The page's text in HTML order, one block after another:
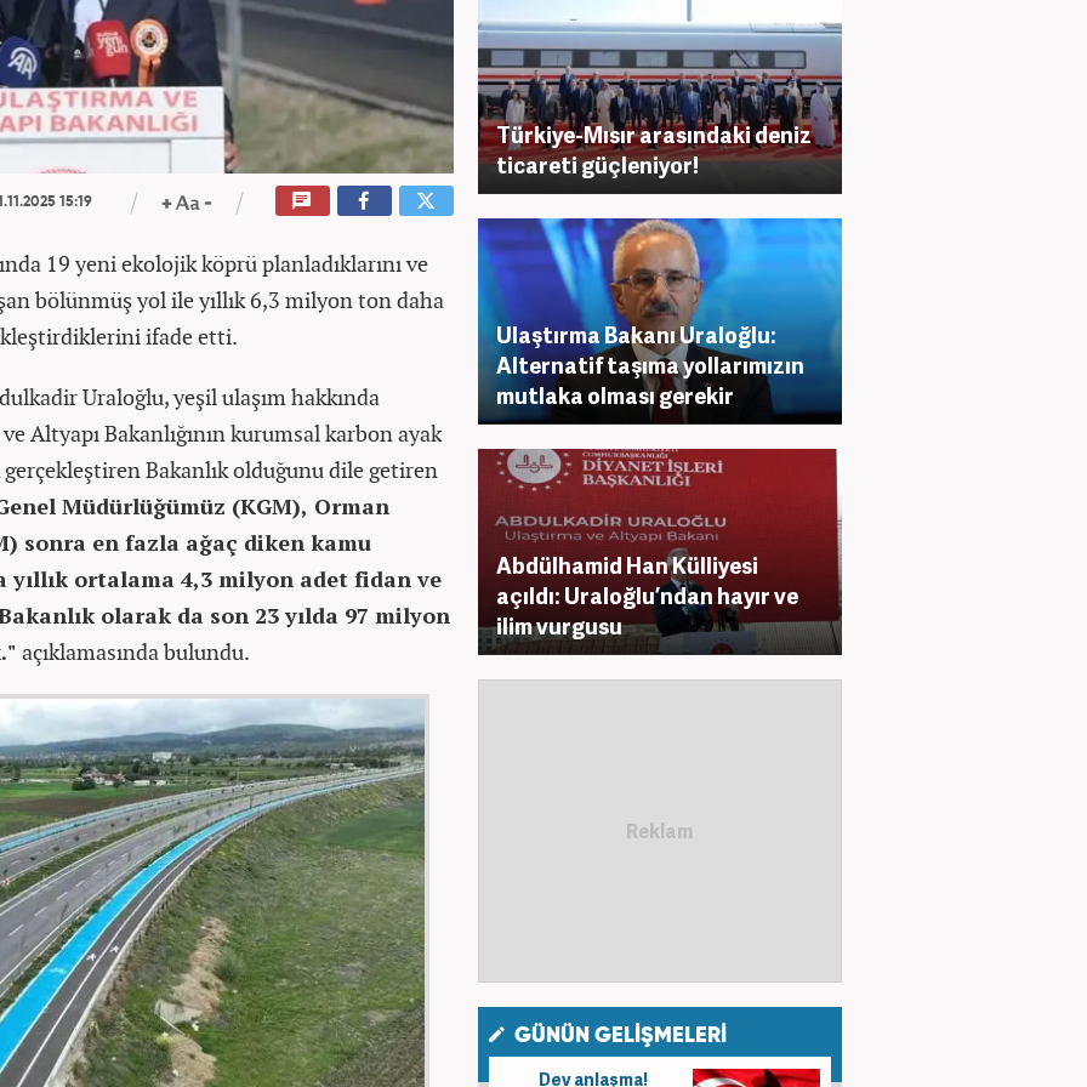
15:19
19 yeni ekolojik köprü planladıklarını ve
bölünmüş yol ile yıllık 6,3 milyon ton daha
ifade etti.
Uraloğlu, yeşil ulaşım hakkında
Altyapı Bakanlığının kurumsal karbon ayak
Bakanlık olduğunu dile getiren
Müdürlüğümüz (KGM), Orman
sonra en fazla ağaç diken kamu
yıllık ortalama 4,3 milyon adet fidan ve
olarak da son 23 yılda 97 milyon
açıklamasında bulundu.
Türkiye-Mısır arasındaki deniz
ticareti güçleniyor!
Ulaştırma Bakanı Uraloğlu:
Alternatif taşıma yollarımızın
mutlaka olması gerekir
Abdülhamid Han Külliyesi
açıldı: Uraloğlu’ndan hayır ve
ilim vurgusu
GÜNÜN GELİŞMELERİ
Dev anlaşma!